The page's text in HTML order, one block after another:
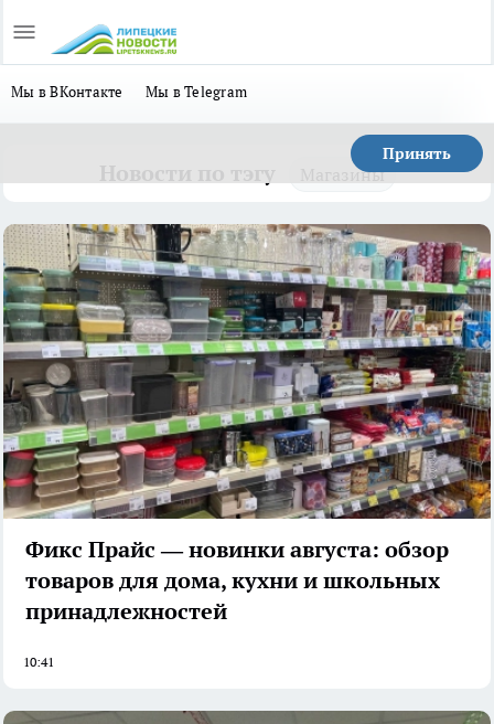
Мы в ВКонтакте Мы в Telegram
Принять
Магазины
Фикс Прайс — новинки августа: обзор
товаров для дома, кухни и школьных
принадлежностей
10:41